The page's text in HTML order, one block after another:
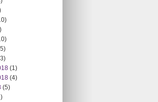
(1)
(4)
(5)